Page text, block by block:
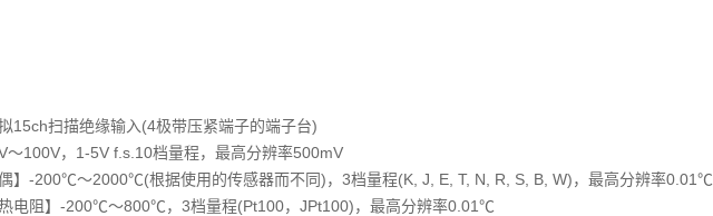
15ch扫描绝缘输入(4极带压紧端子的端子台)
～100V，1-5V f.s.10档量程，最高分辨率500mV
偶】-200℃～2000℃(根据使用的传感器而不同)，3档量程(K, J, E, T, N, R, S, B, W)，最高分辨率0.01℃
热电阻】-200℃～800℃，3档量程(Pt100，JPt100)，最高分辨率0.01℃